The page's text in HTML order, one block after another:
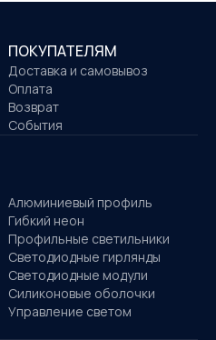
ПОКУПАТЕЛЯМ
Доставка и самовывоз
Оплата
Возврат
События
Алюминиевый профиль
Гибкий неон
Профильные светильники
Светодиодные гирлянды
Светодиодные модули
Силиконовые оболочки
Управление светом